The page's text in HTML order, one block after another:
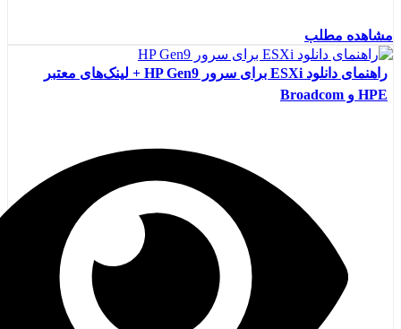
مشاهده مطلب
راهنمای دانلود ESXi برای سرور HP Gen9 + لینک‌های معتبر
HPE و Broadcom